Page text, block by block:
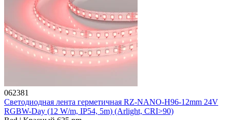
062381
Светодиодная лента герметичная RZ-NANO-H96-12mm 24V
RGBW-Day (12 W/m, IP54, 5m) (Arlight, CRI>90)